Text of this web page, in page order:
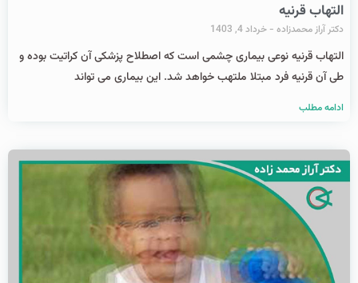
التهاب قرنیه
دکتر آراز محمدزاده خرداد 4, 1403
التهاب قرنیه نوعی بیماری چشمی است که اصطلاح پزشکی آن کراتیت بوده و
طی آن قرنیه فرد مبتلا ملتهب خواهد شد. این بیماری می تواند
ادامه مطلب